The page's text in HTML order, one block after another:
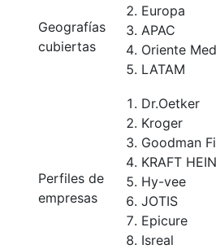
Geografías
cubiertas
Europa
APAC
Oriente
LATAM
Perfiles de
empresas
Dr.Oetker
Kroger
Goodman
KRAFT
Hy-vee
JOTIS
Epicure
Isreal